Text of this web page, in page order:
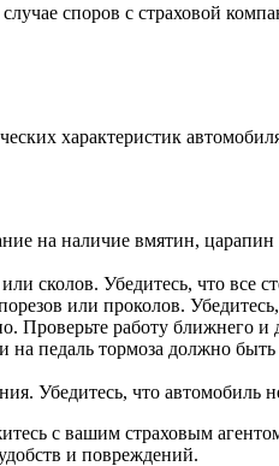
споров с страховой
характеристик
на наличие вмятин,
сколов. Убедитесь, что все
или проколов.
Проверьте работу ближнего
на педаль тормоза должно
Убедитесь, что
с вашим страховым
и повреждений.